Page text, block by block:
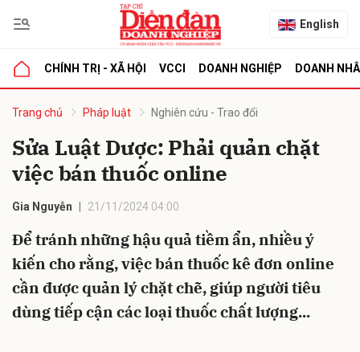
English
CHÍNH TRỊ - XÃ HỘI VCCI DOANH NGHIỆP DOANH
Trang chủ Pháp luật Nghiên cứu - Trao đổi
Sửa Luật Dược: Phải quản chặt
việc bán thuốc online
Gia Nguyễn 21/11/2024 04:00
Để tránh những hậu quả tiềm ẩn, nhiều ý
kiến cho rằng, việc bán thuốc kê đơn online
cần được quản lý chặt chẽ, giúp người tiêu
dùng tiếp cận các loại thuốc chất lượng...
luận
Hủy